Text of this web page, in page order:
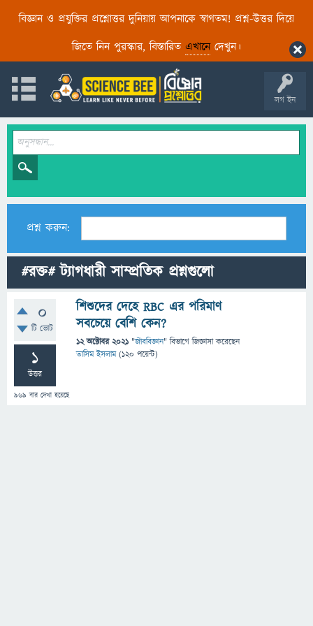
বিজ্ঞান ও প্রযুক্তির প্রশ্নোত্তর দুনিয়ায় আপনাকে স্বাগতম! প্রশ্ন-উত্তর দিয়ে
জিতে নিন পুরস্কার, বিস্তারিত এখানেদেখুন।
লগ ইন
প্রশ্ন করুন:
#রক্ত# ট্যাগধারী সাম্প্রতিক প্রশ্নগুলো
0
টি ভোট
1
উত্তর
969 বার দেখা হয়েছে
শিশুদের দেহে RBC এর পরিমাণ
সবচেয়ে বেশি কেন?
12 অক্টোবর 2021 "জীববিজ্ঞান" বিভাগে জিজ্ঞাসাকরেছেন
তাসিম ইসলাম (120 পয়েন্ট)